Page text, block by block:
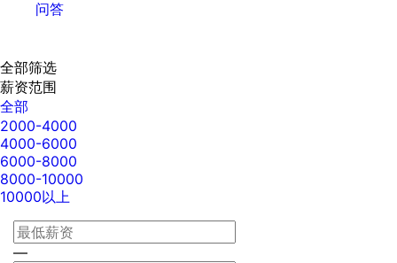
问答
全部筛选
薪资范围
全部
2000-4000
4000-6000
6000-8000
8000-10000
10000以上
—